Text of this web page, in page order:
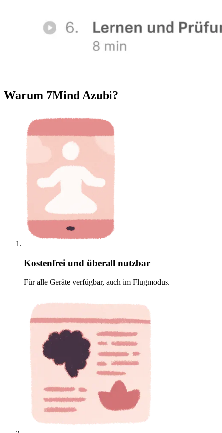
Warum 7Mind Azubi?
Kostenfrei und überall nutzbar
Für alle Geräte verfügbar, auch im Flugmodus.